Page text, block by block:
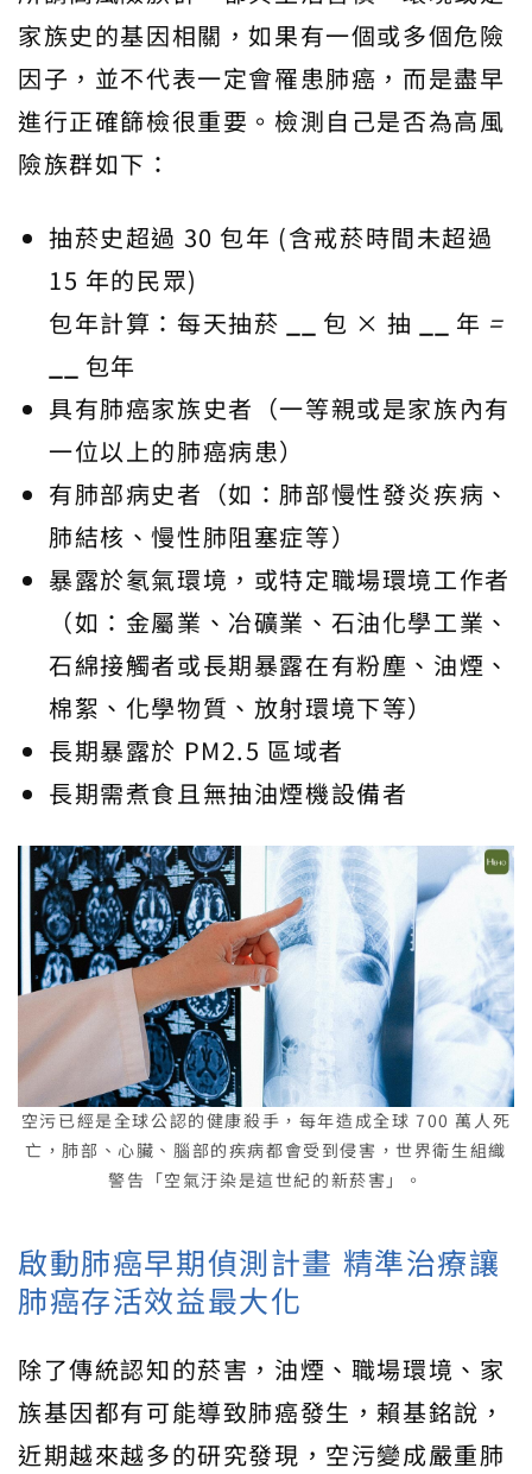
家族史的基因相關，如果有一個或多個危險
因子，並不代表一定會罹患肺癌，而是盡早
進行正確篩檢很重要。檢測自己是否為高風
險族群如下：
抽菸史超過 30 包年 (含戒菸時間未超過
15 年的民眾)
包年計算：每天抽菸
包 × 抽 年 =
包年
具有肺癌家族史者（一等親或是家族內有
一位以上的肺癌病患）
有肺部病史者（如：肺部慢性發炎疾病、
肺結核、慢性肺阻塞症等）
暴露於氡氣環境，或特定職場環境工作者
（如：金屬業、冶礦業、石油化學工業、
石綿接觸者或長期暴露在有粉塵、油煙、
棉絮、化學物質、放射環境下等）
長期暴露於 PM2.5 區域者
長期需煮食且無抽油煙機設備者
空污已經是全球公認的健康殺手，每年造成全球 700 萬人死
亡，肺部、心臟、腦部的疾病都會受到侵害，世界衛生組織
警告「空氣汙染是這世紀的新菸害」。
啟動肺癌早期偵測計畫 精準治療讓
肺癌存活效益最大化
除了傳統認知的菸害，油煙、職場環境、家
族基因都有可能導致肺癌發生，賴基銘說，
近期越來越多的研究發現，空污變成嚴重肺